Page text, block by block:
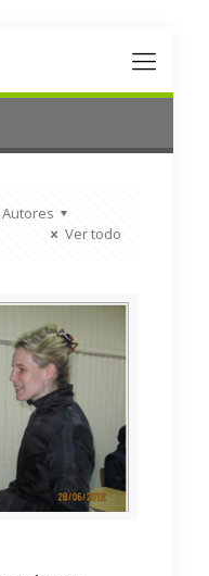
Autores
Ver todo